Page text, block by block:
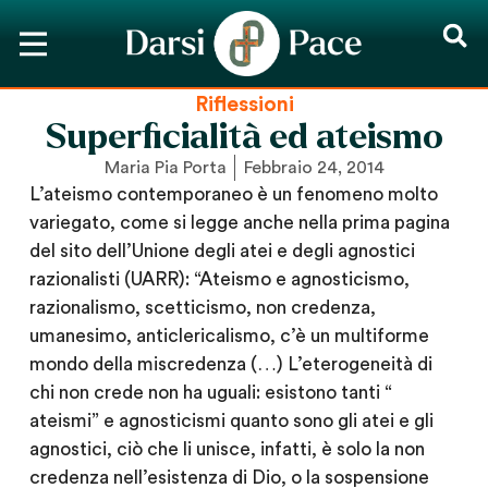
Riflessioni
Superficialità ed ateismo
Maria Pia Porta Febbraio 24, 2014
L’ateismo contemporaneo è un fenomeno molto
variegato, come si legge anche nella prima pagina
del sito dell’Unione degli atei e degli agnostici
razionalisti (UARR): “Ateismo e agnosticismo,
razionalismo, scetticismo, non credenza,
umanesimo, anticlericalismo, c’è un multiforme
mondo della miscredenza (…) L’eterogeneità di
chi non crede non ha uguali: esistono tanti “
ateismi” e agnosticismi quanto sono gli atei e gli
agnostici, ciò che li unisce, infatti, è solo la non
credenza nell’esistenza di Dio, o la sospensione